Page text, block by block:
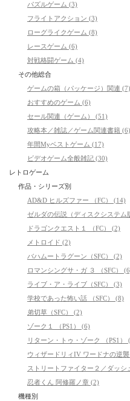
パズルゲーム (3)
フライトアクション (3)
ローグライクゲーム (8)
レースゲーム (6)
対戦格闘ゲーム (4)
その他総合
ゲームの箱（パッケージ）関連 (7)
おすすめのゲーム (6)
セール関連（ゲーム） (51)
攻略本／雑誌／ゲーム関連書籍 (6)
年間Myベストゲーム (17)
ビデオゲーム全般雑記 (30)
レトロゲーム
作品・シリーズ別
AD&D ヒルズファー （FC） (14)
ゼルダの伝説（ディスクシステム
ドラゴンクエスト１ （FC） (2)
メトロイド (2)
バハムートラグーン（SFC） (2)
ロマンシングサ・ガ ３ （SFC）
ライブ・ア・ライブ（SFC） (3)
学校であった怖い話 （SFC） (8)
弟切草（SFC） (2)
ゾーク１ （PS1） (6)
リターン・トゥ・ゾーク （PS1）
ウィザードリィIV ワードナの逆
ストリートファイター２／ダッシ
忍者くん 阿修羅ノ章 (2)
機種別